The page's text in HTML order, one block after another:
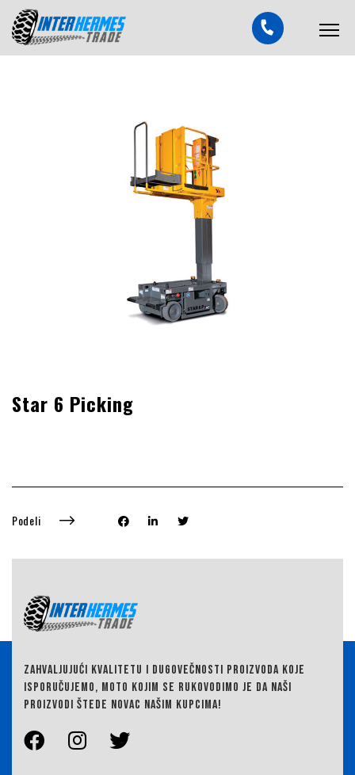
Star 6 Picking
Podeli
ZAHVALJUJUĆI KVALITETU I DUGOVEČNOSTI PROIZVODA KOJE
ISPORUČUJEMO, MOTO KOJIM SE RUKOVODIMO JE DA NAŠI
PROIZVODI ŠTEDE NOVAC NAŠIM KUPCIMA!